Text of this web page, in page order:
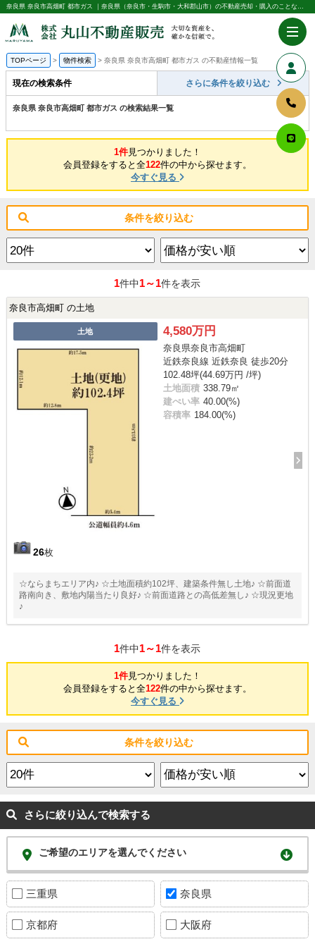
奈良県 奈良市高畑町 都市ガス ｜奈良県（奈良市・生駒市・大和郡山市）の不動産売却・購入のことなら株式会社丸山不動産販売
TOPページ 物件検索 奈良県 奈良市高畑町 都市ガス の不動産情報一覧
現在の検索条件 さらに条件を絞り込む
奈良県 奈良市高畑町 都市ガス の検索結果一覧
1件見つかりました！
会員登録をすると全122件の中から探せます。
今すぐ見る
条件を絞り込む
1件中1～1件を表示
奈良市高畑町 の土地
土地
26枚
4,580万円
奈良県奈良市高畑町
近鉄奈良線 近鉄奈良 徒歩20分
102.48坪(44.69万円 /坪)
土地面積 338.79㎡
建ぺい率 40.00(%)
容積率 184.00(%)
☆ならまちエリア内♪ ☆土地面積約102坪、建築条件無し土地♪ ☆前面道
路南向き、敷地内陽当たり良好♪ ☆前面道路との高低差無し♪ ☆現況更地
♪
1件中1～1件を表示
1件見つかりました！
会員登録をすると全122件の中から探せます。
今すぐ見る
条件を絞り込む
さらに絞り込んで検索する
ご希望のエリアを選んでください
三重県 奈良県
京都府 大阪府